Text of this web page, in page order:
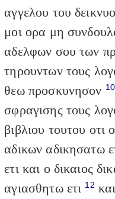
αγγελου του
μοι ορα μη
αδελφων σου των
τηρουντων τους
θεω προσκυνησον 10
σφραγισης τους
βιβλιου τουτου οτι
αδικων αδικησατω
ετι και ο δικαιος
αγιασθητω ετι 12